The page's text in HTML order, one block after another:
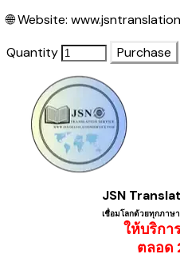
🌐 Website:
Quantity
Purchase
JSN
เชื่อมโลกด้วยทุกภาษ
ให้บริกา
ตลอด